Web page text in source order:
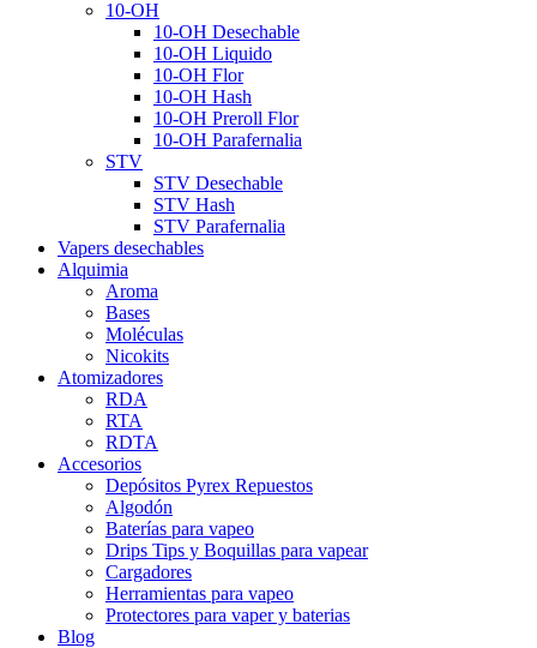
10-OH
10-OH Desechable
10-OH Liquido
10-OH Flor
10-OH Hash
10-OH Preroll Flor
10-OH Parafernalia
STV
STV Desechable
STV Hash
STV Parafernalia
Vapers desechables
Alquimia
Aroma
Bases
Moléculas
Nicokits
Atomizadores
RDA
RTA
RDTA
Accesorios
Depósitos Pyrex Repuestos
Algodón
Baterías para vapeo
Drips Tips y Boquillas para vapear
Cargadores
Herramientas para vapeo
Protectores para vaper y baterias
Blog